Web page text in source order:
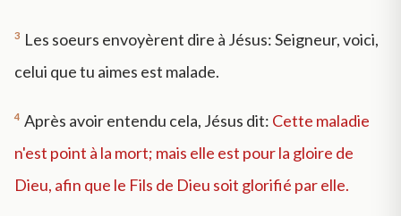
3 Les soeurs envoyèrent dire à Jésus: Seigneur, voici,
celui que tu aimes est malade.
4 Après avoir entendu cela, Jésus dit: Cette maladie
n'est point à la mort; mais elle est pour la gloire de
Dieu, afin que le Fils de Dieu soit glorifié par elle.